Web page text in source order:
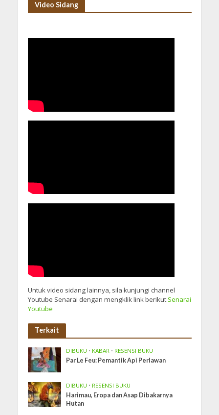
Video Sidang
Untuk video sidang lainnya, sila kunjungi channel
Youtube Senarai dengan mengklik link berikutSenarai
Youtube
Terkait
DIBUKU • KABAR • RESENSI BUKU
Par Le Feu: Pemantik Api Perlawan
DIBUKU • RESENSI BUKU
Harimau, Eropa dan Asap Dibakarnya
Hutan